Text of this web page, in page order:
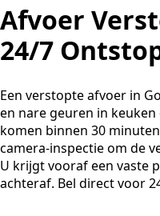
Afvoer
24/7
Een verstopte afvoer in
en nare geuren in
komen binnen 30
camera-inspectie om de
U krijgt vooraf een vaste
achteraf. Bel direct voor